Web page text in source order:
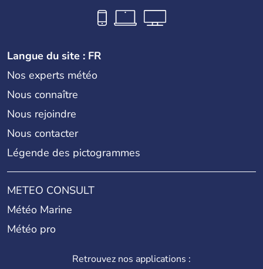
Langue du site : FR
Nos experts météo
Nous connaître
Nous rejoindre
Nous contacter
Légende des pictogrammes
METEO CONSULT
Météo Marine
Météo pro
Retrouvez nos applications :